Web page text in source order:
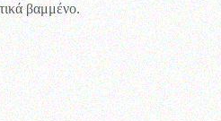
βαμμένο.